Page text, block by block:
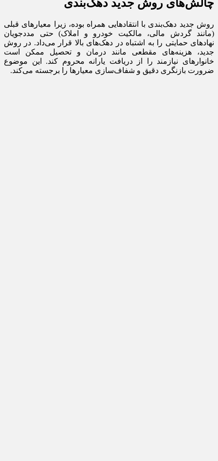
چالش‌های روش جدید دهک‌بندی
روش جدید دهک‌بندی با انتقادهایی همراه بوده، زیرا معیارهای قبلی
(مانند گردش مالی، مالکیت خودرو و املاک) حتی مددجویان
نهادهای حمایتی را به اشتباه در دهک‌های بالا قرار می‌داد. در روش
جدید، هزینه‌های مقطعی مانند درمان و تحصیل ممکن است
خانوارهای نیازمند را از دریافت یارانه محروم کند. این موضوع
ضرورت بازنگری دقیق و شفاف‌سازی معیارها را برجسته می‌کند.